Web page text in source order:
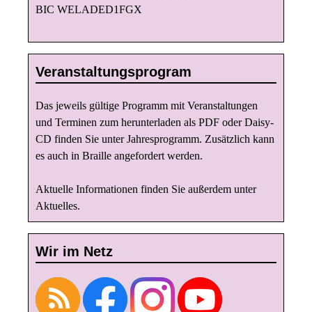
BIC WELADED1FGX
Veranstaltungsprogram
Das jeweils gültige Programm mit Veranstaltungen
und Terminen zum herunterladen als PDF oder Daisy-
CD finden Sie unterJahresprogramm. Zusätzlich kann
es auch in Braille angefordert werden.
Aktuelle Informationen finden Sie außerdem unter
Aktuelles.
Wir im Netz